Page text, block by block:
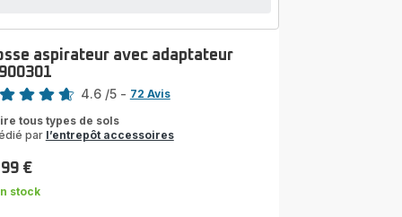
aspirateur avec adaptateur
4.6 /5 - 72 Avis
tous types de sols
par l’entrepôt accessoires
€
stock